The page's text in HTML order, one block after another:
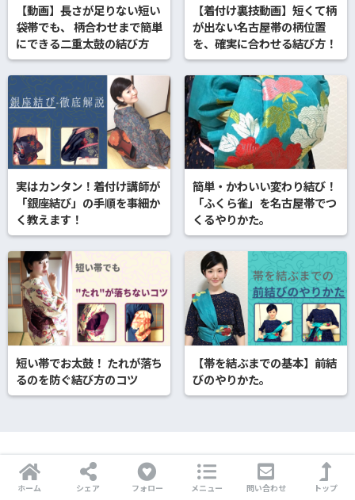
【動画】長さが足りない短い
袋帯でも、 柄合わせまで簡単
にできる二重太鼓の結び方
【着付け裏技動画】短くて柄
が出ない名古屋帯の柄位置
を、確実に合わせる結び方！
実はカンタン！着付け講師が
「銀座結び」の手順を事細か
く教えます！
簡単・かわいい変わり結び！
「ふくら雀」を名古屋帯でつ
くるやりかた。
短い帯でお太鼓！ たれが落ち
るのを防ぐ結び方のコツ
【帯を結ぶまでの基本】前結
びのやりかた。
コメントを残す
ホーム シェア フォロー メニュー 問い合わせ トップ